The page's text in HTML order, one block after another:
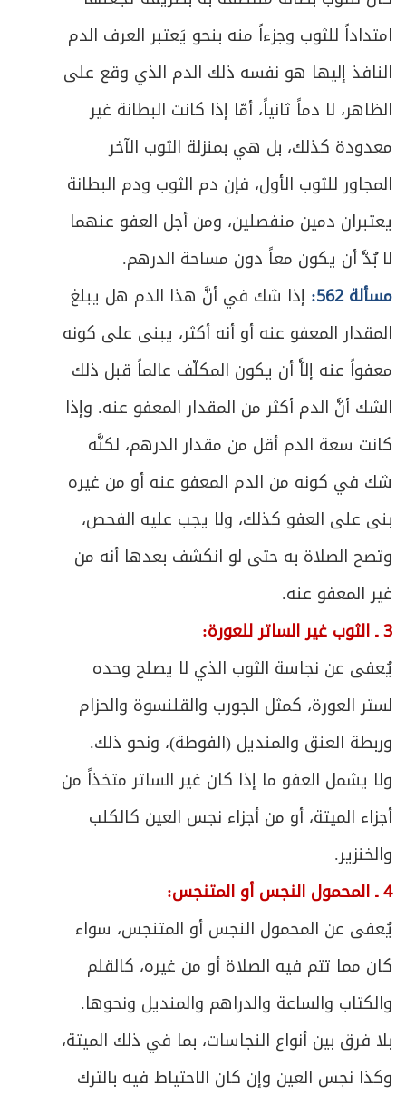
امتداداً للثوب وجزءاً منه بنحو يَعتبر العرف الدم
النافذ إليها هو نفسه ذلك الدم الذي وقع على
الظاهر، لا دماً ثانياً، أمّا إذا كانت البطانة غير
معدودة كذلك، بل هي بمنزلة الثوب الآخر
المجاور للثوب الأول، فإن دم الثوب ودم البطانة
يعتبران دمين منفصلين، ومن أجل العفو عنهما
لا بُدَّ أن يكون معاً دون مساحة الدرهم.
مسألة 562:
إذا شك في أنَّ هذا الدم هل يبلغ
المقدار المعفو عنه أو أنه أكثر، يبنى على كونه
معفواً عنه إلاَّ أن يكون المكلّف عالماً قبل ذلك
الشك أنَّ الدم أكثر من المقدار المعفو عنه. وإذا
كانت سعة الدم أقل من مقدار الدرهم، لكنَّه
شك في كونه من الدم المعفو عنه أو من غيره
بنى على العفو كذلك، ولا يجب عليه الفحص،
وتصح الصلاة به حتى لو انكشف بعدها أنه من
غير المعفو عنه.
3 ـ الثوب غير الساتر للعورة:
يُعفى عن نجاسة الثوب الذي لا يصلح وحده
لستر العورة، كمثل الجورب والقلنسوة والحزام
وربطة العنق والمنديل (الفوطة)، ونحو ذلك.
ولا يشمل العفو ما إذا كان غير الساتر متخذاً من
أجزاء الميتة، أو من أجزاء نجس العين كالكلب
والخنزير.
4 ـ المحمول النجس أو المتنجس:
يُعفى عن المحمول النجس أو المتنجس، سواء
كان مما تتم فيه الصلاة أو من غيره، كالقلم
والكتاب والساعة والدراهم والمنديل ونحوها.
بلا فرق بين أنواع النجاسات، بما في ذلك الميتة،
وكذا نجس العين وإن كان الاحتياط فيه بالترك
ص
479 المبحث الثالث ـ في أحكام الاعتكاف
483 الباب الرابع: في الزكاة
485 الفصل الأول: ما تجب زكاته
ص 487 تمهيد في الشروط العامة للزكاة
489 المبحث الأول ـ في زكاة الأنعام
ص
496 المبحث الثاني ـ في زكاة الغلات
ص 500 المبحث الثالث ـ في زكاة النقدين
505 الفصل الثاني في مستحق الزكاة
ص
507 المبحث الأول ـ في أصناف المستحقين
ص
510 المبحث الثاني ـ في أوصاف المستحقين
513 المبحث الثالث ـ في أحكام دفع الزكاة
ص
518 خاتمة ـ في زكاة الفطرة
525
ص526 شروط الخُمس
ص
529 الفصل الأول - في ما يجب فيه الخمس
532 المبحث الأول ـ في خمس الغنائم ونحوها
ص
543 المبحث الثاني ـ في فاضل المؤنة
ص
544 الأول - الأرباح
547 الثاني - المؤنة المستثناة
ص
557 الثالث ـ فائدة اتخاذ رأس السنة وكيفيته
ص
559 الرابع- خمس مال التجارة